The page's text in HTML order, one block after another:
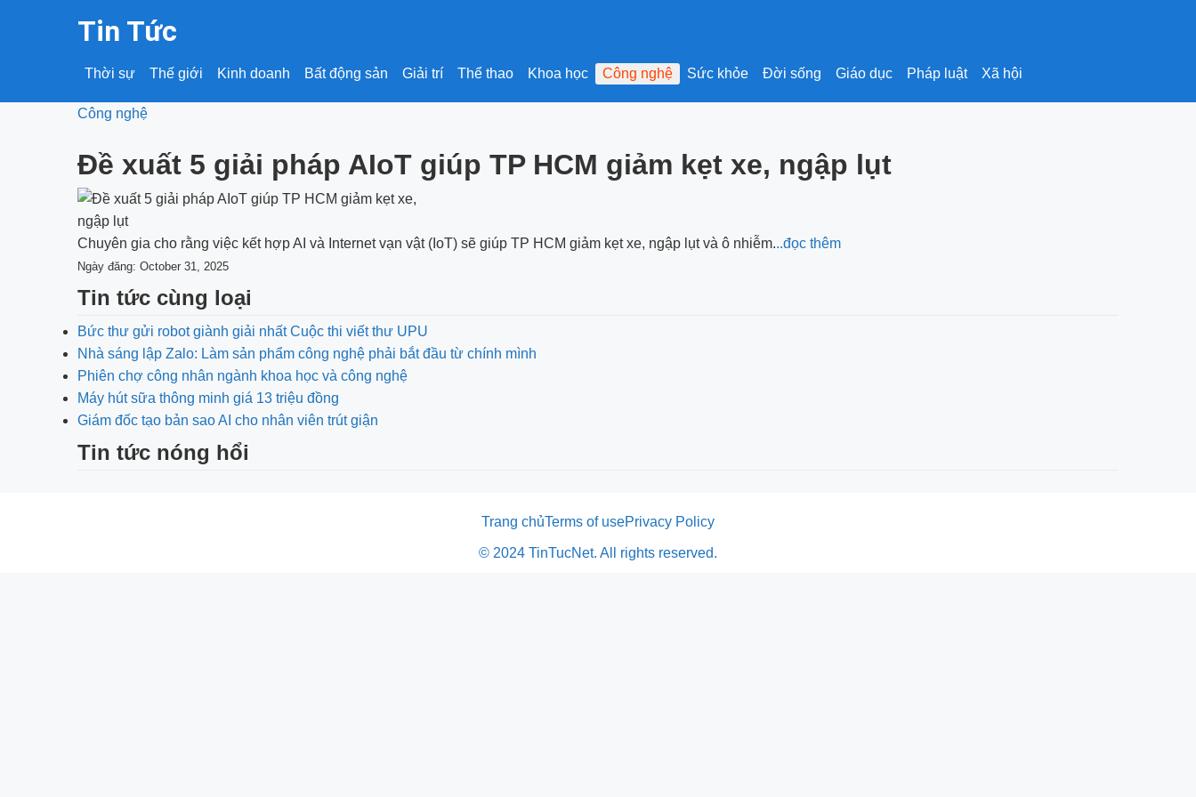
Tin Tức
Thời sự Thế giới Kinh doanh Bất động sản Giải trí Thể thao Khoa học Công nghệ Sức khỏe Đời sống Giáo dục Pháp luật Xã hội
Công nghệ
Đề xuất 5 giải pháp AIoT giúp TP HCM giảm kẹt xe, ngập lụt
Chuyên gia cho rằng việc kết hợp AI và Internet vạn vật (IoT) sẽ giúp TP HCM giảm kẹt xe, ngập lụt và ô nhiễm...đọc thêm
Ngày đăng: October 31, 2025
Tin tức cùng loại
Bức thư gửi robot giành giải nhất Cuộc thi viết thư UPU
Nhà sáng lập Zalo: Làm sản phẩm công nghệ phải bắt đầu từ chính mình
Phiên chợ công nhân ngành khoa học và công nghệ
Máy hút sữa thông minh giá 13 triệu đồng
Giám đốc tạo bản sao AI cho nhân viên trút giận
Tin tức nóng hổi
Trang chủTerms of usePrivacy Policy
© 2024 TinTucNet. All rights reserved.